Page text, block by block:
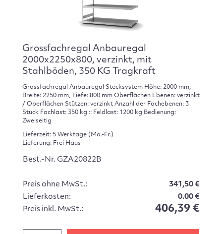
Grossfachregal Anbauregal
2000x2250x800, verzinkt, mit
Stahlböden, 350 KG Tragkraft
Grossfachregal Anbauregal Stecksystem Höhe: 2000 mm,
Breite: 2250 mm, Tiefe: 800 mm Oberflächen Ebenen: verzinkt
/ Oberflächen Stützen: verzinkt Anzahl der Fachebenen: 3
Stück Fachlast: 350 kg :: Feldlast: 1200 kg Bedienung:
Zweiseitig
Lieferzeit: 5 Werktage (Mo.-Fr.)
Lieferung: Frei Haus
Best.-Nr. GZA20822B
Preis ohne MwSt.:
341,50 €
Lieferkosten:
0.00 €
Preis inkl. MwSt.:
406,39 €